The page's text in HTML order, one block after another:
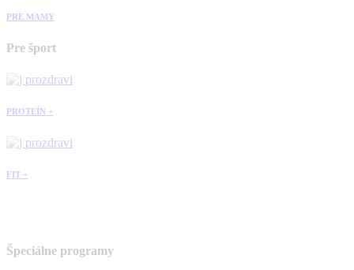
PRE MAMY
Pre šport
PROTEÍN +
FIT +
Špeciálne programy